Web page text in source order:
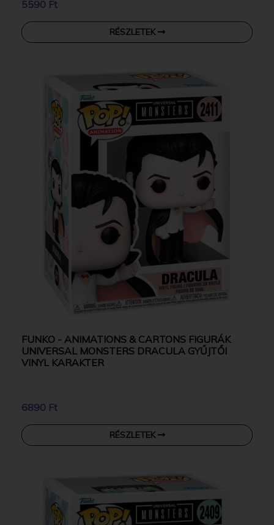
5590 Ft
RÉSZLETEK
FUNKO - ANIMATIONS & CARTONS FIGURÁK
UNIVERSAL MONSTERS DRACULA GYŰJTŐI
VINYL KARAKTER
6890 Ft
RÉSZLETEK